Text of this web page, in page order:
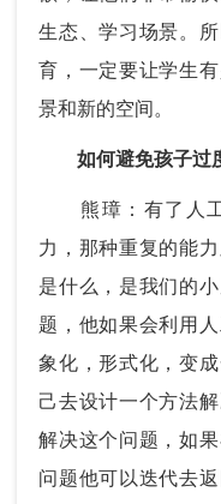
生态、学习场景。
育，一定要让学生
景和新的空间。
如何避免孩子过
熊璋：有了人工
力，那种重复的能
是什么，是我们的
题，他如果会利用
象化，形式化，变
己去设计一个方法
解决这个问题，如
问题他可以迭代去